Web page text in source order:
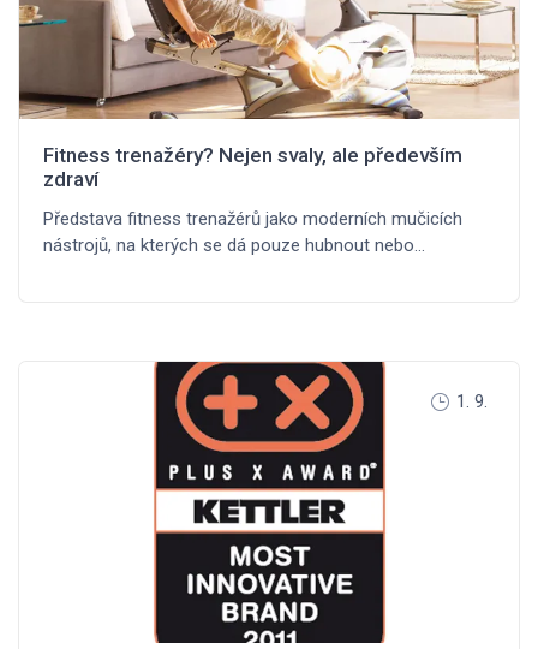
Fitness trenažéry? Nejen svaly, ale především
zdraví
Představa fitness trenažérů jako moderních mučicích
nástrojů, na kterých se dá pouze hubnout nebo…
1. 9.